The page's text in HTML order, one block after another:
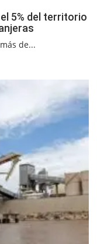
5% del territorio
de...